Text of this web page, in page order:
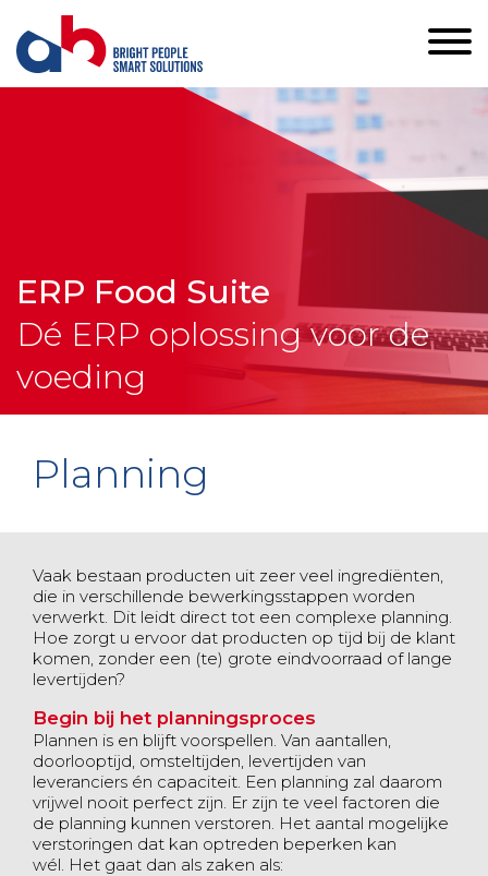
ERP Food Suite
Dé ERP oplossing voor de
voeding
Planning
Vaak bestaan producten uit zeer veel ingrediënten,
die in verschillende bewerkingsstappen worden
verwerkt. Dit leidt direct tot een complexe planning.
Hoe zorgt u ervoor dat producten op tijd bij de klant
komen, zonder een (te) grote eindvoorraad of lange
levertijden?
Begin bij het planningsproces
Plannen is en blijft voorspellen. Van aantallen,
doorlooptijd, omsteltijden, levertijden van
leveranciers én capaciteit. Een planning zal daarom
vrijwel nooit perfect zijn. Er zijn te veel factoren die
de planning kunnen verstoren. Het aantal mogelijke
verstoringen dat kan optreden beperken kan
wél. Het gaat dan als zaken als: